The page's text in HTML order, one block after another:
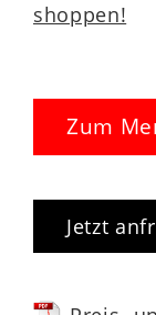
Konzept
shoppen!
Zum
Jetzt